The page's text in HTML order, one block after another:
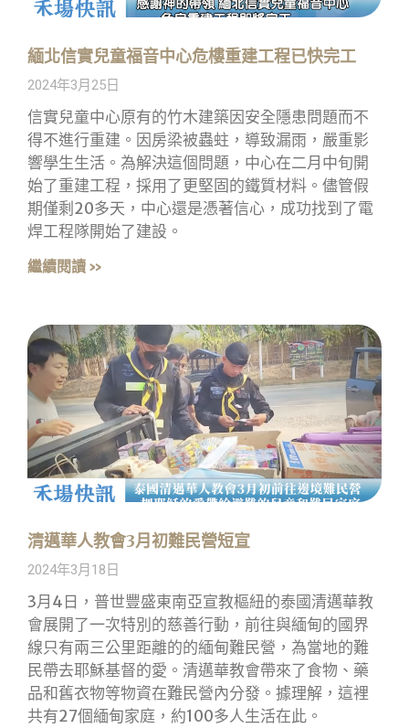
緬北信實兒童福音中心危樓重建工程已快完工
2024年3月25日
信實兒童中心原有的竹木建築因安全隱患問題而不
得不進行重建。因房梁被蟲蛀，導致漏雨，嚴重影
響學生生活。為解決這個問題，中心在二月中旬開
始了重建工程，採用了更堅固的鐵質材料。儘管假
期僅剩20多天，中心還是憑著信心，成功找到了電
焊工程隊開始了建設。
繼續閱讀 »
清邁華人教會3月初難民營短宣
2024年3月18日
3月4日，普世豐盛東南亞宣教樞紐的泰國清邁華教
會展開了一次特別的慈善行動，前往與緬甸的國界
線只有兩三公里距離的的緬甸難民營，為當地的難
民帶去耶穌基督的愛。清邁華教會帶來了食物、藥
品和舊衣物等物資在難民營內分發。據理解，這裡
共有27個緬甸家庭，約100多人生活在此。